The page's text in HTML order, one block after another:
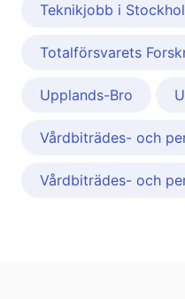
Teknikjobb i
Totalförsvarets
Upplands-Bro
Vårdbiträdes- och
Vårdbiträdes- och